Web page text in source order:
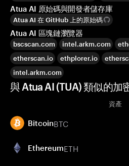
Atua AI 原始碼與開發者儲存庫
Atua AI 在 GitHub 上的原始碼
Atua AI 區塊鏈瀏覽器
bscscan.com intel.arkm.com
etherscan.io
ethplorer.io
intel.arkm.com
與 Atua AI (TUA) 類似的加
資產
BitcoinBTC
EthereumETH